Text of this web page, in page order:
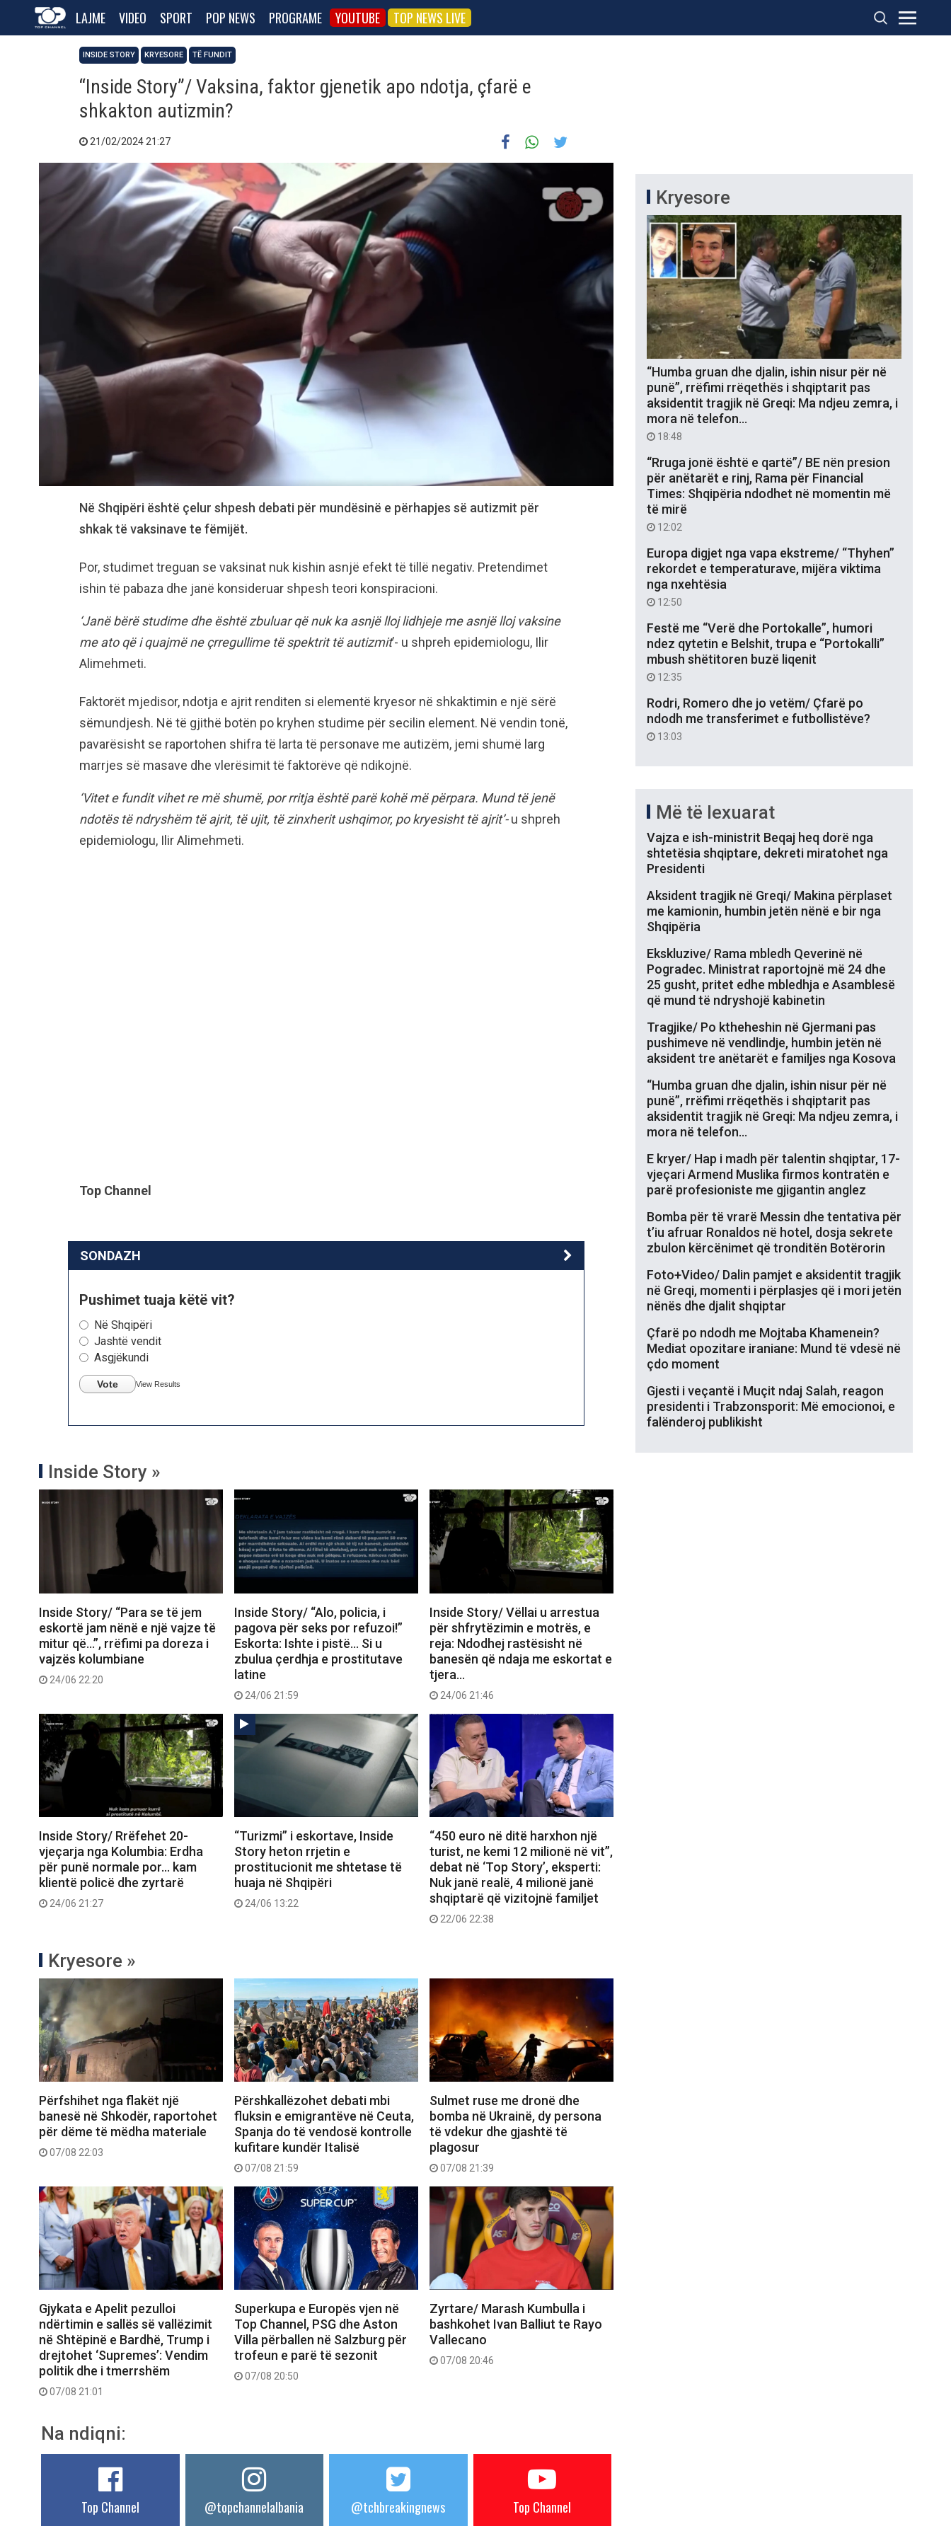
LAJME VIDEO SPORT POP NEWS PROGRAME YOUTUBE TOP NEWS LIVE
INSIDE STORY KRYESORE TË FUNDIT
“Inside Story”/ Vaksina, faktor gjenetik apo ndotja, çfarë e
shkakton autizmin?
21/02/2024 21:27
Në Shqipëri është çelur shpesh debati për mundësinë e përhapjes së autizmit për
shkak të vaksinave te fëmijët.
Por, studimet treguan se vaksinat nuk kishin asnjë efekt të tillë negativ. Pretendimet
ishin të pabaza dhe janë konsideruar shpesh teori konspiracioni.
‘Janë bërë studime dhe është zbuluar që nuk ka asnjë lloj lidhjeje me asnjë lloj vaksine
me ato që i quajmë ne çrregullime të spektrit të autizmit’- u shpreh epidemiologu, Ilir
Alimehmeti.
Faktorët mjedisor, ndotja e ajrit renditen si elementë kryesor në shkaktimin e një sërë
sëmundjesh. Në të gjithë botën po kryhen studime për secilin element. Në vendin tonë,
pavarësisht se raportohen shifra të larta të personave me autizëm, jemi shumë larg
marrjes së masave dhe vlerësimit të faktorëve që ndikojnë.
‘Vitet e fundit vihet re më shumë, por rritja është parë kohë më përpara. Mund të jenë
ndotës të ndryshëm të ajrit, të ujit, të zinxherit ushqimor, po kryesisht të ajrit’-u shpreh
epidemiologu, Ilir Alimehmeti.
Top Channel
SONDAZH
Pushimet tuaja këtë vit?
Në Shqipëri
Jashtë vendit
Asgjëkundi
Vote View Results
Inside Story »
Inside Story/ “Para se të jem
eskortë jam nënë e një vajze të
mitur që…”, rrëfimi pa doreza i
vajzës kolumbiane
24/06 22:20
Inside Story/ “Alo, policia, i
pagova për seks por refuzoi!”
Eskorta: Ishte i pistë… Si u
zbulua çerdhja e prostitutave
latine
24/06 21:59
Inside Story/ Vëllai u arrestua
për shfrytëzimin e motrës, e
reja: Ndodhej rastësisht në
banesën që ndaja me eskortat e
tjera…
24/06 21:46
Inside Story/ Rrëfehet 20-
vjeçarja nga Kolumbia: Erdha
për punë normale por… kam
klientë policë dhe zyrtarë
24/06 21:27
“Turizmi” i eskortave, Inside
Story heton rrjetin e
prostitucionit me shtetase të
huaja në Shqipëri
24/06 13:22
“450 euro në ditë harxhon një
turist, ne kemi 12 milionë në vit”,
debat në ‘Top Story’, eksperti:
Nuk janë realë, 4 milionë janë
shqiptarë që vizitojnë familjet
22/06 22:38
Kryesore »
Përfshihet nga flakët një
banesë në Shkodër, raportohet
për dëme të mëdha materiale
07/08 22:03
Përshkallëzohet debati mbi
fluksin e emigrantëve në Ceuta,
Spanja do të vendosë kontrolle
kufitare kundër Italisë
07/08 21:59
Sulmet ruse me dronë dhe
bomba në Ukrainë, dy persona
të vdekur dhe gjashtë të
plagosur
07/08 21:39
Gjykata e Apelit pezulloi
ndërtimin e sallës së vallëzimit
në Shtëpinë e Bardhë, Trump i
drejtohet ‘Supremes’: Vendim
politik dhe i tmerrshëm
07/08 21:01
Superkupa e Europës vjen në
Top Channel, PSG dhe Aston
Villa përballen në Salzburg për
trofeun e parë të sezonit
07/08 20:50
Zyrtare/ Marash Kumbulla i
bashkohet Ivan Balliut te Rayo
Vallecano
07/08 20:46
Na ndiqni:
Top Channel @topchannelalbania @tchbreakingnews Top Channel
Kryesore
“Humba gruan dhe djalin, ishin nisur për në
punë”, rrëfimi rrëqethës i shqiptarit pas
aksidentit tragjik në Greqi: Ma ndjeu zemra, i
mora në telefon…
18:48
“Rruga jonë është e qartë”/ BE nën presion
për anëtarët e rinj, Rama për Financial
Times: Shqipëria ndodhet në momentin më
të mirë
12:02
Europa digjet nga vapa ekstreme/ “Thyhen”
rekordet e temperaturave, mijëra viktima
nga nxehtësia
12:50
Festë me “Verë dhe Portokalle”, humori
ndez qytetin e Belshit, trupa e “Portokalli”
mbush shëtitoren buzë liqenit
12:35
Rodri, Romero dhe jo vetëm/ Çfarë po
ndodh me transferimet e futbollistëve?
13:03
Më të lexuarat
Vajza e ish-ministrit Beqaj heq dorë nga
shtetësia shqiptare, dekreti miratohet nga
Presidenti
Aksident tragjik në Greqi/ Makina përplaset
me kamionin, humbin jetën nënë e bir nga
Shqipëria
Ekskluzive/ Rama mbledh Qeverinë në
Pogradec. Ministrat raportojnë më 24 dhe
25 gusht, pritet edhe mbledhja e Asamblesë
që mund të ndryshojë kabinetin
Tragjike/ Po ktheheshin në Gjermani pas
pushimeve në vendlindje, humbin jetën në
aksident tre anëtarët e familjes nga Kosova
“Humba gruan dhe djalin, ishin nisur për në
punë”, rrëfimi rrëqethës i shqiptarit pas
aksidentit tragjik në Greqi: Ma ndjeu zemra, i
mora në telefon…
E kryer/ Hap i madh për talentin shqiptar, 17-
vjeçari Armend Muslika firmos kontratën e
parë profesioniste me gjigantin anglez
Bomba për të vrarë Messin dhe tentativa për
t’iu afruar Ronaldos në hotel, dosja sekrete
zbulon kërcënimet që tronditën Botërorin
Foto+Video/ Dalin pamjet e aksidentit tragjik
në Greqi, momenti i përplasjes që i mori jetën
nënës dhe djalit shqiptar
Çfarë po ndodh me Mojtaba Khamenein?
Mediat opozitare iraniane: Mund të vdesë në
çdo moment
Gjesti i veçantë i Muçit ndaj Salah, reagon
presidenti i Trabzonsporit: Më emocionoi, e
falënderoj publikisht